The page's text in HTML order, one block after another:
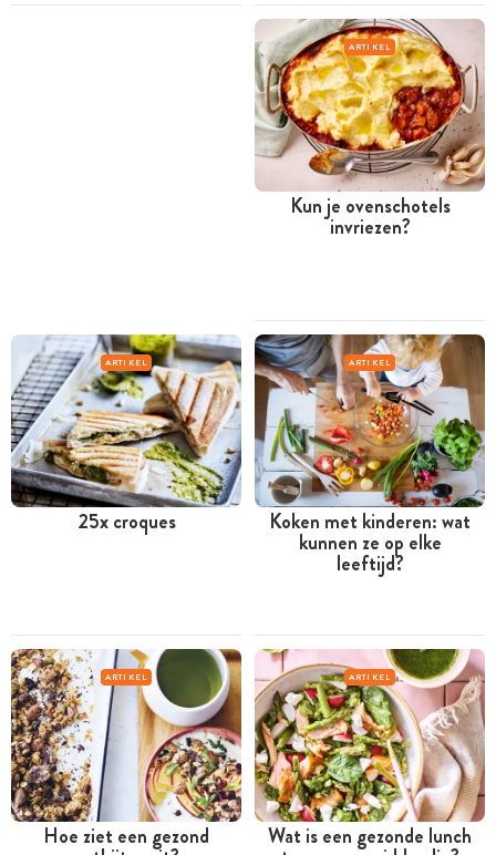
ARTIKEL
Kun je ovenschotels
invriezen?
ARTIKEL
25x croques
ARTIKEL
Koken met kinderen: wat
kunnen ze op elke
leeftijd?
ARTIKEL
Hoe ziet een gezond
ARTIKEL
Wat is een gezonde lunch